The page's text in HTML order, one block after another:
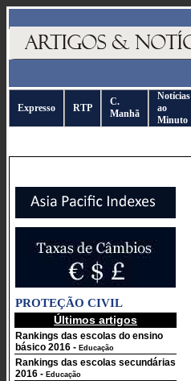
Expresso RTP
C.
Manhã
Notícias
ao
Minuto
PROTEÇÃO CIVIL
Últimos artigos
Rankings das escolas do ensino
básico 2016 - Educação
Rankings das escolas secundárias
2016 - Educação